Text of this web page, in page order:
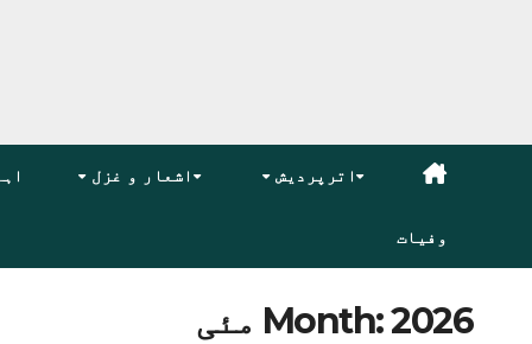
اترپردیش اشعار و غزل
وفیات
Month:2026 مئی